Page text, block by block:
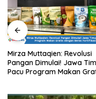
Mirza Muttaqien: Revolusi
Pangan Dimulai! Jawa
Pacu Program Makan